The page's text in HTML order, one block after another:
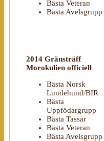
Bästa Veteran
Bästa Avelsgrupp
2014 Gränsträff
Morokulien officiell
Bästa Norsk
Lundehund/BIR
Bästa
Uppfödargrupp
Bästa Tassar
Bästa Veteran
Bästa Avelsgrupp